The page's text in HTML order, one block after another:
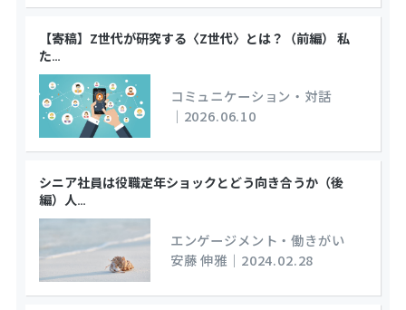
【寄稿】Z世代が研究する〈Z世代〉とは？（前編） 私
た…
コミュニケーション・対話
｜ 2026.06.10
シニア社員は役職定年ショックとどう向き合うか（後
編）人…
エンゲージメント・働きがい
安藤 伸雅 ｜ 2024.02.28